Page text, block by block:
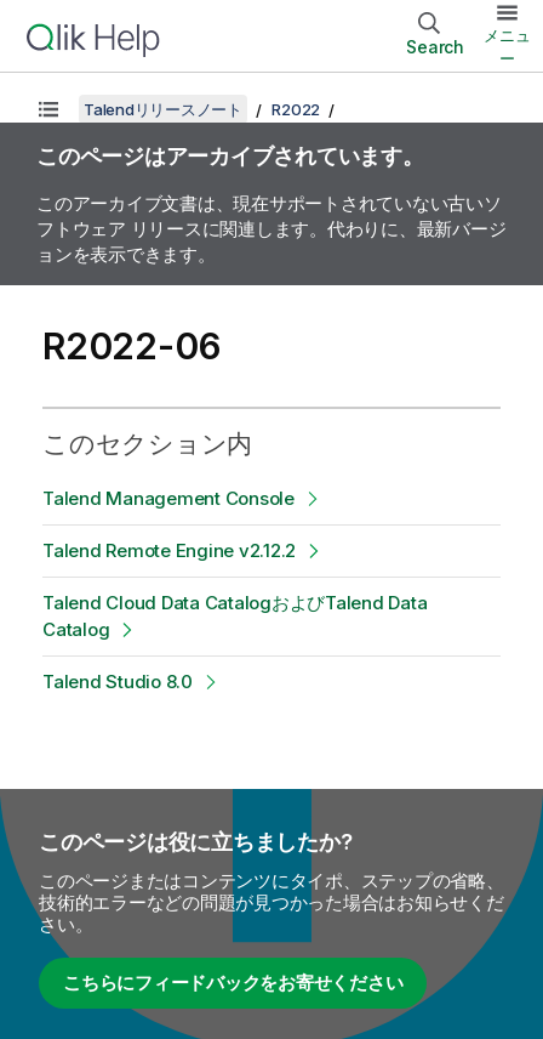
Search
メニュ
ー
Talendリリースノート R2022
このページはアーカイブされています。
このアーカイブ文書は、現在サポートされていない古いソ
フトウェア リリースに関連します。代わりに、最新バージ
ョンを表示できます。
R2022-06
このセクション内
Talend Management Console
Talend Remote Engine v2.12.2
Talend Cloud Data CatalogおよびTalend Data
Catalog
Talend Studio 8.0
このページは役に立ちましたか?
このページまたはコンテンツにタイポ、ステップの省略、
技術的エラーなどの問題が見つかった場合はお知らせくだ
さい。
こちらにフィードバックをお寄せください